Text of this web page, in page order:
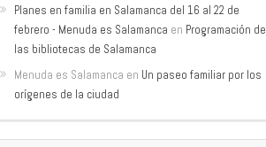
Planes en familia en Salamanca del 16 al 22 de
febrero - Menuda es Salamanca en Programación de
las bibliotecas de Salamanca
Menuda es Salamanca en Un paseo familiar por los
orígenes de la ciudad